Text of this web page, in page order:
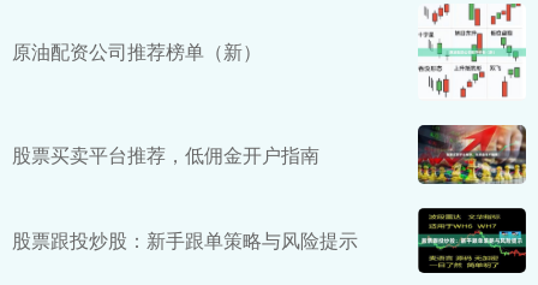
原油配资公司推荐榜单（新）
股票买卖平台推荐，低佣金开户指南
股票跟投炒股：新手跟单策略与风险提示